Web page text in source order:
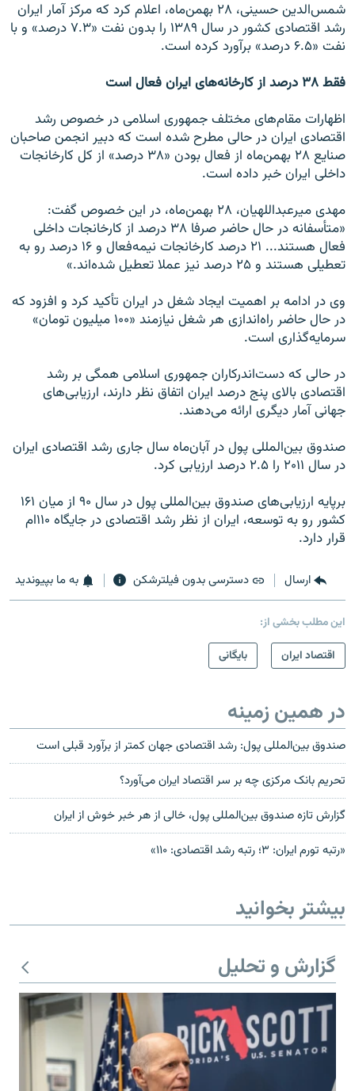
شمس‌الدین حسینی، ۲۸ بهمن‌ماه، اعلام کرد که مرکز آمار ایران
رشد اقتصادی کشور در سال ۱۳۸۹ را بدون نفت «۷.۳ درصد» و با
نفت «۶.۵ درصد» برآورد کرده است.
فقط ۳۸ درصد از کارخانه‌های ایران فعال است
اظهارات مقام‌های مختلف جمهوری اسلامی در خصوص رشد
اقتصادی ایران در حالی مطرح شده است که دبیر انجمن صاحبان
صنایع ۲۸ بهمن‌ماه از فعال بودن «۳۸ درصد» از کل کارخانجات
داخلی ایران خبر داده است.
مهدی میرعبداللهیان، ۲۸ بهمن‌ماه، در این خصوص گفت:
«متأسفانه در حال حاضر صرفا ۳۸ درصد از کارخانجات داخلی
فعال هستند... ۲۱ درصد کارخانجات نیمه‌فعال و ۱۶ درصد رو به
تعطیلی هستند و ۲۵ درصد نیز عملا تعطیل شده‌اند.»
وی در ادامه بر اهمیت ایجاد شغل در ایران تأکید کرد و افزود که
در حال حاضر راه‌اندازی هر شغل نیازمند «۱۰۰ میلیون تومان»
سرمایه‌گذاری است.
در حالی که دست‌اندرکاران جمهوری اسلامی همگی بر رشد
اقتصادی بالای پنج درصد ایران اتفاق نظر دارند، ارزیابی‌های
جهانی آمار دیگری ارائه می‌دهند.
صندوق بین‌المللی پول در آبان‌ماه سال جاری رشد اقتصادی ایران
در سال ۲۰۱۱ را ۲.۵ درصد ارزیابی کرد.
برپایه ارزیابی‌های صندوق بین‌المللی پول در سال ۹۰ از میان ۱۶۱
کشور رو به توسعه، ایران از نظر رشد اقتصادی در جایگاه ۱۱۰‌ام
قرار دارد.
ارسال دسترسی بدون فیلترشکن به ما بپیوندید
این مطلب بخشی از:
اقتصاد ایران
بایگانی
در همین زمینه
صندوق بین‌المللی پول: رشد اقتصادی جهان کمتر از برآورد قبلی است
تحریم بانک مرکزی چه بر سر اقتصاد ایران می‌آورد؟
گزارش تازه صندوق بین‌المللی پول، خالی از هر خبر خوش از ایران
«رتبه تورم ایران: ۳؛ رتبه رشد اقتصادی: ۱۱۰»
بیشتر بخوانید
گزارش و تحلیل